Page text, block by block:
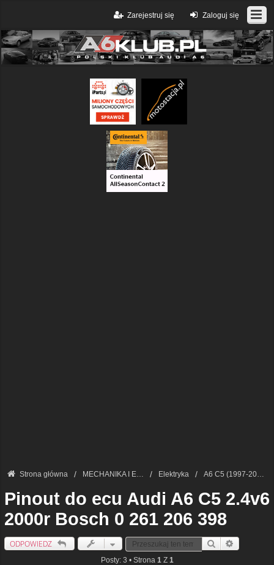
Zaloguj się
Zarejestruj się
Strona główna MECHANIKA I ELEKTRONIKA — FORUM TECHNICZNE Elektryka A6 C5 (1997-2005)
Pinout do ecu Audi A6 C5 2.4v6
2000r Bosch 0 261 206 398
ODPOWIEDZ Szukaj
Posty: 3 • Strona 1 Z 1